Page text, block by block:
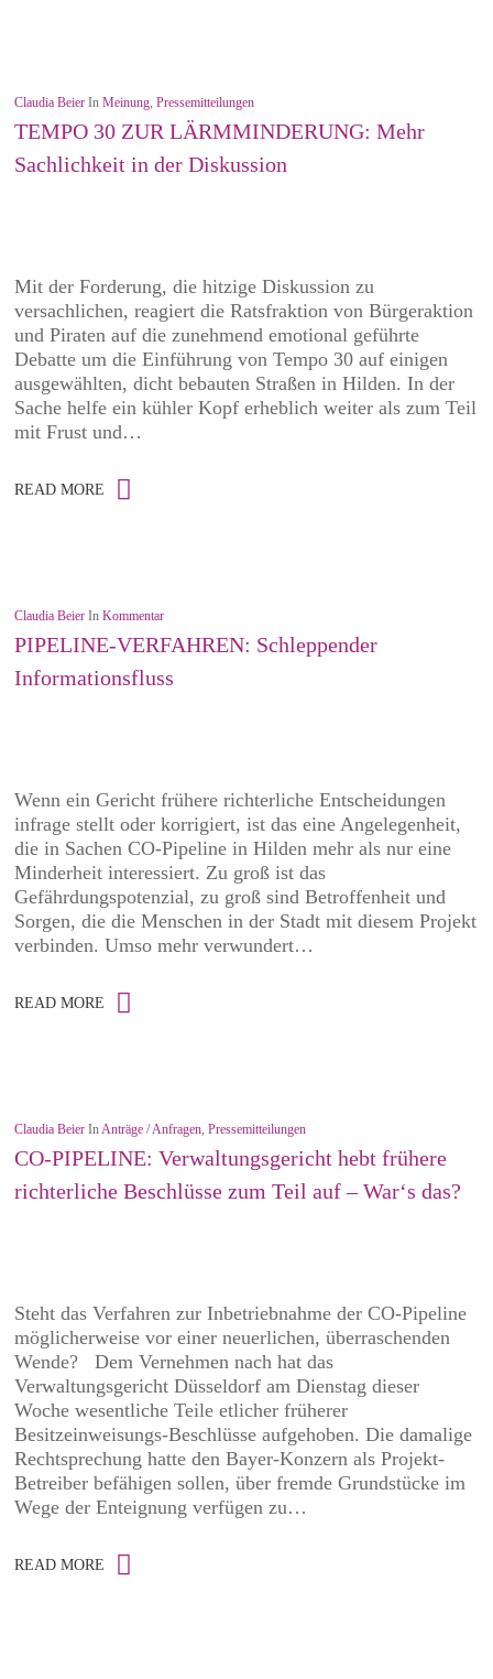
Claudia Beier InMeinung,Pressemitteilungen
TEMPO 30 ZUR LÄRMMINDERUNG: Mehr
Sachlichkeit in der Diskussion
Mit der Forderung, die hitzige Diskussion zu
versachlichen, reagiert die Ratsfraktion von Bürgeraktion
und Piraten auf die zunehmend emotional geführte
Debatte um die Einführung von Tempo 30 auf einigen
ausgewählten, dicht bebauten Straßen in Hilden. In der
Sache helfe ein kühler Kopf erheblich weiter als zum Teil
mit Frust und…
READ MORE
Claudia Beier InKommentar
PIPELINE-VERFAHREN: Schleppender
Informationsfluss
Wenn ein Gericht frühere richterliche Entscheidungen
infrage stellt oder korrigiert, ist das eine Angelegenheit,
die in Sachen CO-Pipeline in Hilden mehr als nur eine
Minderheit interessiert. Zu groß ist das
Gefährdungspotenzial, zu groß sind Betroffenheit und
Sorgen, die die Menschen in der Stadt mit diesem Projekt
verbinden. Umso mehr verwundert…
READ MORE
Claudia Beier InAnträge / Anfragen,Pressemitteilungen
CO-PIPELINE: Verwaltungsgericht hebt frühere
richterliche Beschlüsse zum Teil auf – War‘s das?
Steht das Verfahren zur Inbetriebnahme der CO-Pipeline
möglicherweise vor einer neuerlichen, überraschenden
Wende? Dem Vernehmen nach hat das
Verwaltungsgericht Düsseldorf am Dienstag dieser
Woche wesentliche Teile etlicher früherer
Besitzeinweisungs-Beschlüsse aufgehoben. Die damalige
Rechtsprechung hatte den Bayer-Konzern als Projekt-
Betreiber befähigen sollen, über fremde Grundstücke im
Wege der Enteignung verfügen zu…
READ MORE